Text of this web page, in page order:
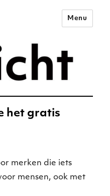
voor het
–
Menu
het gratis
merken die iets
mensen, ook met